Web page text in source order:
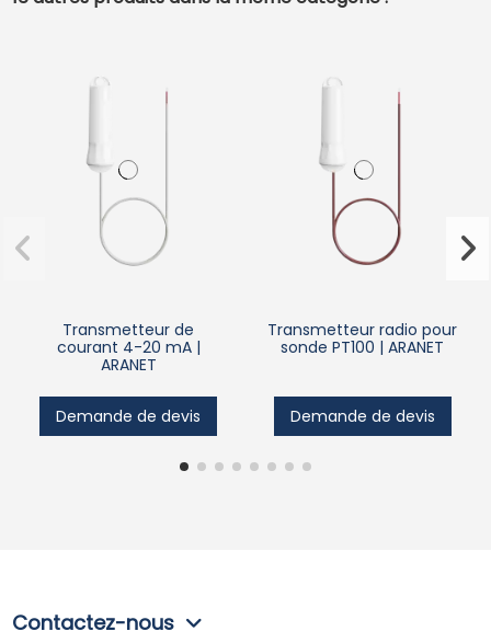
Transmetteur de
courant 4-20 mA |
ARANET
Demande de devis
Transmetteur radio pour
sonde PT100 | ARANET
Demande de devis
Contactez-nous